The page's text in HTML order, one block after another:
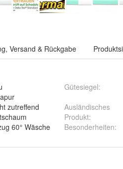
Versand & Rückgabe
zutreffend
60° Wäsche
Gütesiegel:
Ausländisches
Produkt:
Besonderheiten: